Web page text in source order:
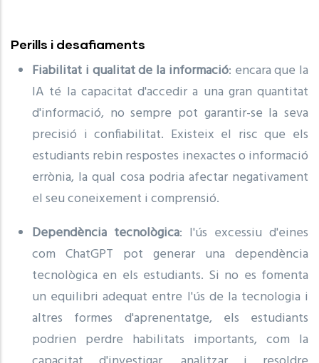
Perills i desafiaments
Fiabilitat i qualitat de la informació: encara que la
IA té la capacitat d'accedir a una gran quantitat
d'informació, no sempre pot garantir-se la seva
precisió i confiabilitat. Existeix el risc que els
estudiants rebin respostes inexactes o informació
errònia, la qual cosa podria afectar negativament
el seu coneixement i comprensió.
Dependència tecnològica: l'ús excessiu d'eines
com ChatGPT pot generar una dependència
tecnològica en els estudiants. Si no es fomenta
un equilibri adequat entre l'ús de la tecnologia i
altres formes d'aprenentatge, els estudiants
podrien perdre habilitats importants, com la